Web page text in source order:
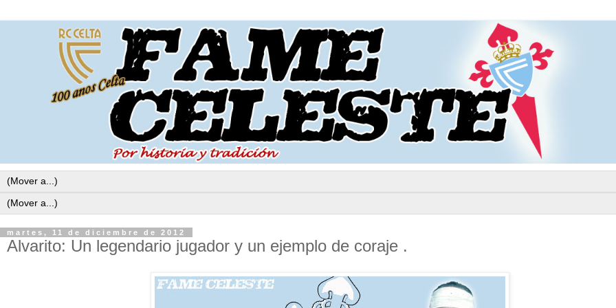
martes, 11 de diciembre de 2012
Alvarito: Un legendario jugador y un ejemplo de coraje .